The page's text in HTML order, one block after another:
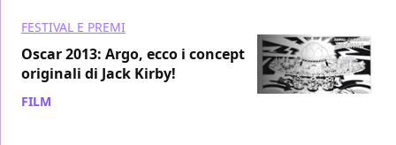
FESTIVAL E PREMI
Oscar 2013: Argo, ecco i concept
originali di Jack Kirby!
FILM